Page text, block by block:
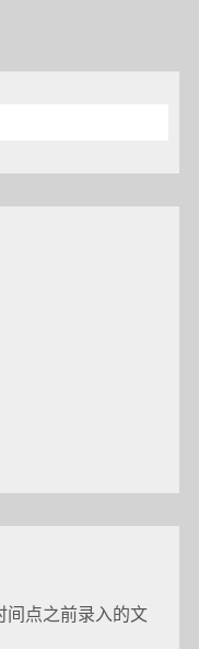
间点之前录入的文